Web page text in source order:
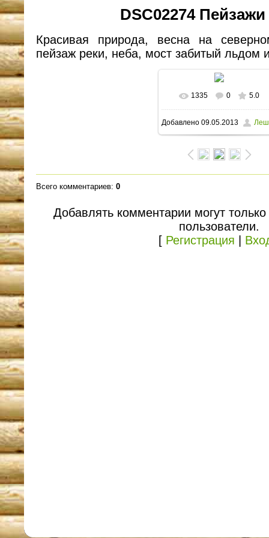
DSC02274
Красивая природа, весна на
пейзаж реки, неба, мост забитый льдом
В реальном размере
1600x1063/ 316.9Kb
1335 0 5.0
Добавлено09.05.2013
Всего комментариев: 0
Добавлять комментарии могут
пользователи.
[ Регистрация